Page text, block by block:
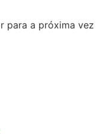
para a próxima vez